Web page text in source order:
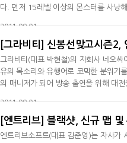
다. 먼저 15레벨 이상의 몬스터를 사냥
2011-09-01
[그라비티] 신봉선맞고시즌2,
그라비티(대표 박현철)의 자회사 네오
유의 목소리와 유행어로 코믹한 분위기
의 매니저가 되어 방송 출연을 위해 대
2011-09-01
[엔트리브] 블랙샷, 신규 맵
엔트리브소프트(대표 김준영)는 자사가